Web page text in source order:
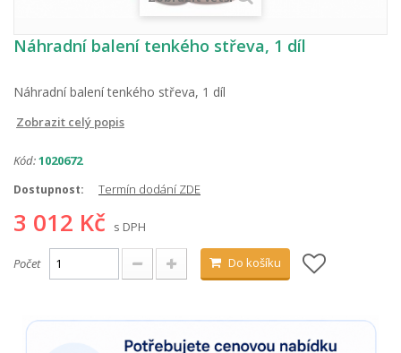
Náhradní balení tenkého střeva, 1 díl
Náhradní balení tenkého střeva, 1 díl
Zobrazit celý popis
Kód:1020672
Dostupnost: Termín dodání ZDE
3 012 Kč s DPH
Počet Do košíku